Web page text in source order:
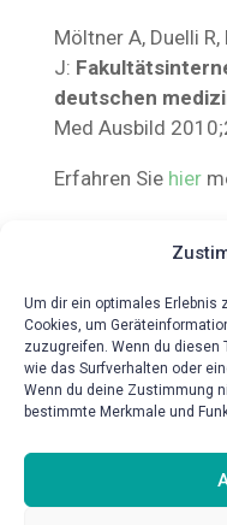
Um dir ein optimales Erlebnis
Cookies, um
zuzugreifen. Wenn du
wie das Surfverhalten oder
Wenn du deine Zustimmung
bestimmte Merkmale und
Möltner A, Duelli
J:
deutschen
Med Ausbild
Erfahren Sie hier
{!{wpv-post-date